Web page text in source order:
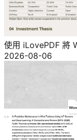
使用 iLovePDF 將
2026-08-06